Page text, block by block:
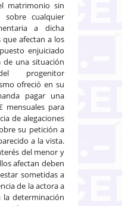
matrimonio sin
sobre cualquier
a dicha
que afectan a los
enjuiciado
de una situación
progenitor
ofreció en su
pagar una
mensuales para
de alegaciones
su petición a
a la vista.
del menor y
afectan deben
sometidas a
de la actora a
determinación